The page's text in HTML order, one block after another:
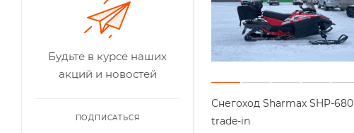
Снегоход Sharmax SHP-680
trade-in
Будьте в курсе наших
акций и новостей
ПОДПИСАТЬСЯ